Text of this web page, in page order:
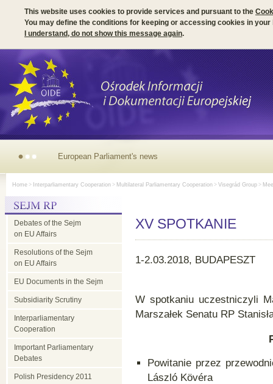
This website uses cookies to provide services and pursuant to the
You may define the conditions for keeping or accessing cookies in your
I understand, do not show this message again.
European Parliament's news
Home > Interparliamentary Cooperation > Multilateral Parliamentary Cooperation > Visegrád Group >
Debates of the Sejm
on EU Affairs
Resolutions of the Sejm
on EU Affairs
EU Documents in the Sejm
Subsidiarity Scrutiny
Interparliamentary
Cooperation
Important Parliamentary
Debates
Polish Presidency 2011
XV SPOTKANIE
1-2.03.2018, BUDAPESZT
W spotkaniu uczestniczyli
Marszałek Senatu RP
Powitanie przez
László Kövéra